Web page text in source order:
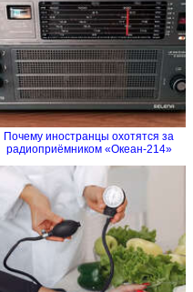
Почему иностранцы охотятся за
радиоприёмником «Океан-214»